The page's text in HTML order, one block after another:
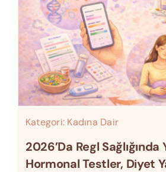
Kategori: Kadına Dair
2026’da Regl
Hormonal Testler, Diyet